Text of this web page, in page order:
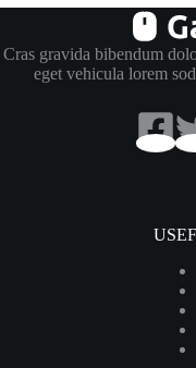
Cras gravida bibendum
eget vehicula lorem